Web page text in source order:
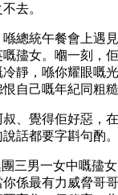
去。
喺總統午餐會上
孻女。嗰一刻，
靜，喺你耀眼嘅
自己嘅年紀同粗糙
、覺得佢好惡，
話都要字斟句酌。
三男一女中嘅孻
係最有力威脅哥